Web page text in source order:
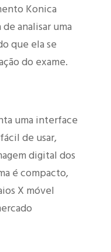
Konica
analisar uma
que ela se
do exame.
uma interface
de usar,
digital dos
é compacto,
X móvel